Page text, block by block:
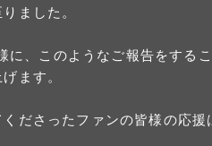
ました。
、このようなご報告をする
ます。
ださったファンの皆様の応